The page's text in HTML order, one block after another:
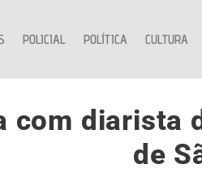
POLICIAL POLÍTICA CULTURA
com diarista
de